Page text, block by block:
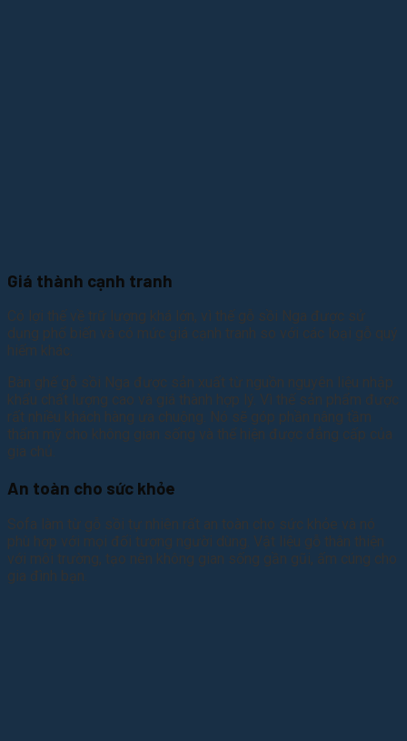
Giá thành cạnh tranh
Có lợi thế về trữ lượng khá lớn, vì thế gỗ sồi Nga được sử
dụng phổ biến và có mức giá cạnh tranh so với các loại gỗ quý
hiếm khác.
Bàn ghế gỗ sồi Nga được sản xuất từ nguồn nguyên liệu nhập
khẩu chất lượng cao và giá thành hợp lý. Vì thế sản phẩm được
rất nhiều khách hàng ưa chuộng. Nó sẽ góp phần nâng tầm
thẩm mỹ cho không gian sống và thể hiện được đẳng cấp của
gia chủ.
An toàn cho sức khỏe
Sofa làm từ gỗ sồi tự nhiên rất an toàn cho sức khỏe và nó
phù hợp với mọi đối tượng người dùng. Vật liệu gỗ thân thiện
với môi trường, tạo nên không gian sống gần gũi, ấm cúng cho
gia đình bạn.